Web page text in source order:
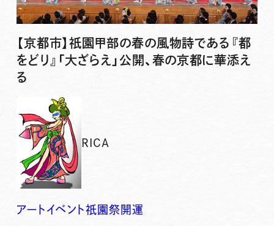
【京都市】祇園甲部の春の風物詩である『都
をどり』「大ざらえ」公開、春の京都に華添え
る
RICA
アート イベント祇園 祭開運